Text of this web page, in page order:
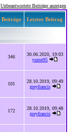
Unbeantwortete Beiträge anzeigen
Beiträge Letzter Beitrag
346
30.06.2020, 19:03
yume95
101
28.10.2019, 09:49
greyfrancis
172
28.10.2019, 09:48
greyfrancis